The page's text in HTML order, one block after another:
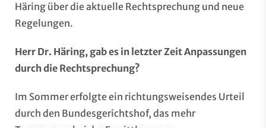
Häring über die aktuelle Rechtsprechung und neue
Regelungen.
Herr Dr. Häring, gab es in letzter Zeit Anpassungen
durch die Rechtsprechung?
Im Sommer erfolgte ein richtungsweisendes Urteil
durch den Bundesgerichtshof, das mehr